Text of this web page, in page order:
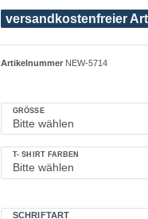
versandkostenfreier
Artikelnummer NEW-5714
GRÖSSE
T- SHIRT FARBEN
SCHRIFTART